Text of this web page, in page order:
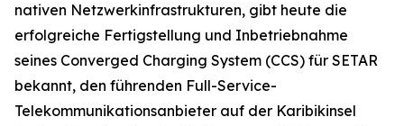
nativen Netzwerkinfrastrukturen, gibt heute die
erfolgreiche Fertigstellung und Inbetriebnahme
seines Converged Charging System (CCS) für SETAR
bekannt, den führenden Full-Service-
Telekommunikationsanbieter auf der Karibikinsel